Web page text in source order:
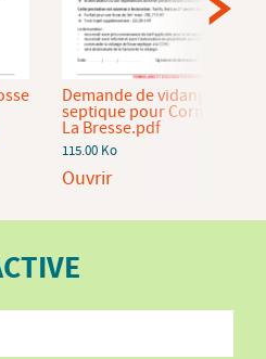
Demande de vidange de
septique pour Cornimont et
La Bresse.pdf
115.00 Ko
Ouvrir